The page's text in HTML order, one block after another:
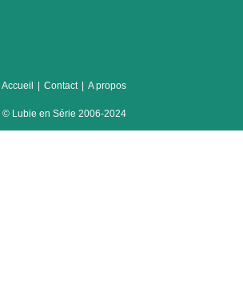
Accueil Contact A propos
© Lubie en Série 2006-2024